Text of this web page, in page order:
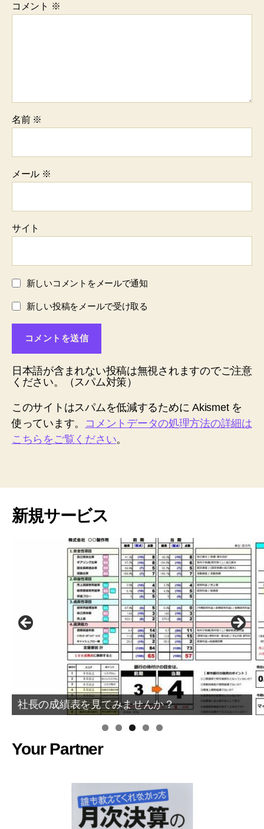
コメント ※
名前 ※
メール ※
サイト
新しいコメントをメールで通知
新しい投稿をメールで受け取る
日本語が含まれない投稿は無視されますのでご注意
ください。（スパム対策）
このサイトはスパムを低減するために Akismet を
使っています。 コメントデータの処理方法の詳細は
こちらをご覧ください。
新規サービス
社長の成績表を見てみませんか？
Your Partner